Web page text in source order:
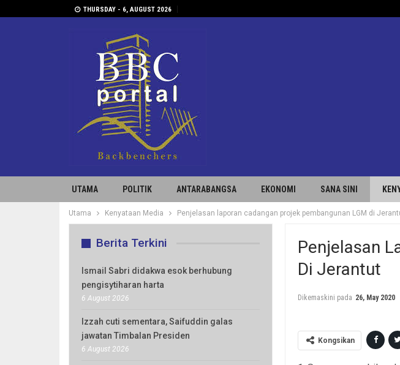
THURSDAY - 6, AUGUST 2026
UTAMA POLITIK ANTARABANGSA EKONOMI SANA SINI
Utama Kenyataan Media Penjelasan laporan cadangan projek pembangunan LGM di
Penjelasan
Di Jerantut
Dikemaskini pada 26, May 2020
Kongsikan
Berita Terkini
Ismail Sabri didakwa esok berhubung
pengisytiharan harta
6 August 2026
Izzah cuti sementara, Saifuddin galas
jawatan Timbalan Presiden
6 August 2026